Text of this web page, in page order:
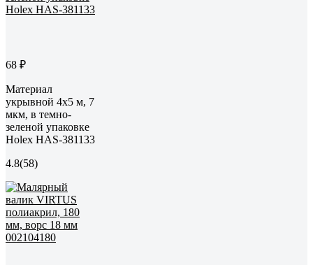
68 ₽
Материал
укрывной 4х5 м, 7
мкм, в темно-
зеленой упаковке
Holex HAS-381133
4.8(58)